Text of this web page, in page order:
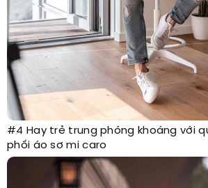
#4 Hay trẻ trung phóng khoáng với
phối áo sơ mi caro